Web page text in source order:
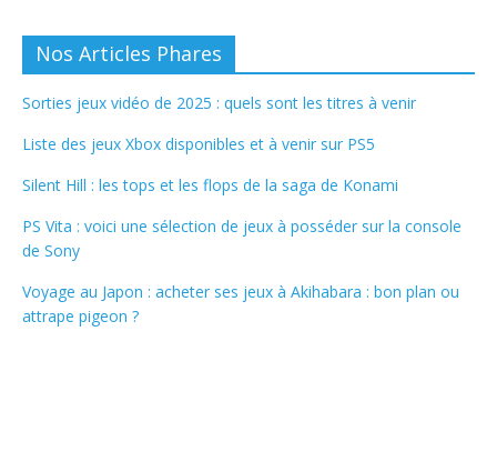
Nos Articles Phares
Sorties jeux vidéo de 2025 : quels sont les titres à venir
Liste des jeux Xbox disponibles et à venir sur PS5
Silent Hill : les tops et les flops de la saga de Konami
PS Vita : voici une sélection de jeux à posséder sur la console
de Sony
Voyage au Japon : acheter ses jeux à Akihabara : bon plan ou
attrape pigeon ?